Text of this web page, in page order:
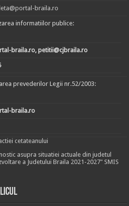
braila.ro
informatiilor publice:
braila.ro, petitii@cjbraila.ro
prevederilor Legii nr.52/2003:
braila.ro
cetateanului
asupra situatiei actuale din judetul
a Judetului Braila 2021-2027" SMIS